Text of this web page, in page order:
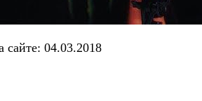
сайте: 04.03.2018